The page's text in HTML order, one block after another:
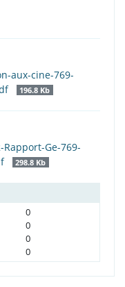
aux-cine-769-
196.8 Kb
Rapport-Ge-769-
298.8 Kb
0
0
0
0